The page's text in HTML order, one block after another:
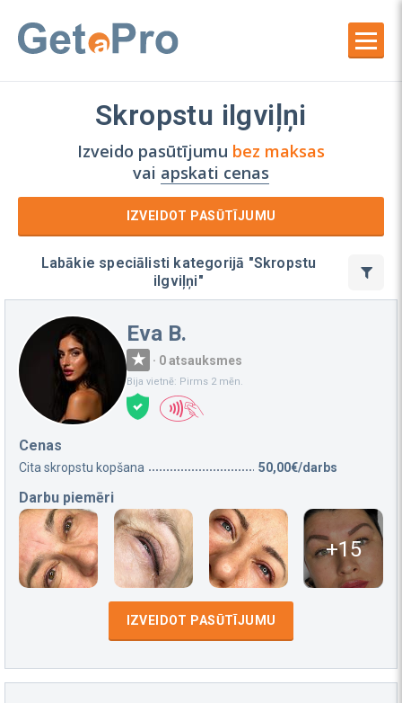
Skropstu ilgviļņi
Izveido pasūtījumu bez maksas
vai apskati cenas
IZVEIDOT PASŪTĪJUMU
Labākie speciālisti kategorijā "Skropstu
ilgviļņi"
Eva B.
· 0 atsauksmes
Bija vietnē: Pirms 2 mēn.
Cenas
Cita skropstu kopšana 50,00€/darbs
Darbu piemēri
+15
IZVEIDOT PASŪTĪJUMU